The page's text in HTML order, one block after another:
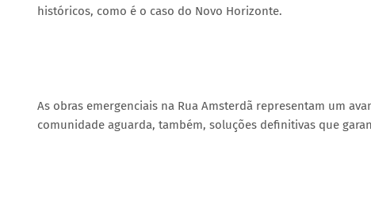
históricos, como é o caso do Novo Horizonte.
As obras emergenciais na Rua Amsterdã representam um
comunidade aguarda, também, soluções definitivas que